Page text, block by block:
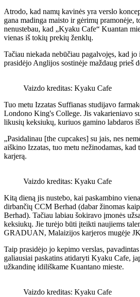
Atrodo, kad namų kavinės yra verslo
gana madinga maisto ir gėrimų pramonėje,
nenustebau, kad „Kyaku Cafe“ Kuantan
vienas iš tokių prekių ženklų.
Tačiau niekada nebūčiau pagalvojęs, kad
prasidėjo Anglijos sostinėje maždaug prieš
Vaizdo kreditas: Kyaku Cafe
Tuo metu Izzatas Suffianas studijavo
Londono King's College. Jis vakarieniavo
likusių keksiukų, kuriuos gamino labdaros
„Pasidalinau [the cupcakes] su jais, nes
aiškino Izzatas, tuo metu nežinodamas, kad
karjerą.
Vaizdo kreditas: Kyaku Cafe
Kitą dieną jis nustebo, kai paskambino
dirbančių CCM Berhad (dabar žinomas
Berhad). Tačiau labiau šokiravo įmonės
keksiukų. Jie turėjo būti įteikti naujiems
GRADUAN, Malaizijos karjeros mugėje
Taip prasidėjo jo kepimo verslas,
galiausiai paskatins atidaryti Kyaku Cafe,
užkandinę idiliškame Kuantano mieste.
Vaizdo kreditas: Kyaku Cafe